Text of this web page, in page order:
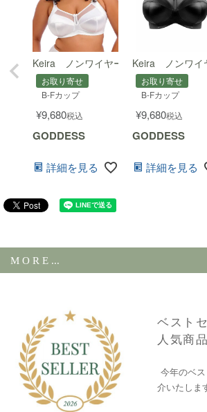
Keira ノンワイヤーブラ(B-FFカップ)
お取り寄せ
B-Fカップ
¥9,680税込
GODDESS
詳細を見る
Keira ノンワイ
お取り寄せ
B-Fカップ
¥9,680税込
GODDESS
詳細を見る
M O R E ...
ベスト
人気商
今年のベ
介いたしま